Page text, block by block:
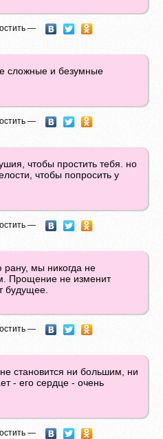
—
сложные и безумные
—
чтобы простить тебя. но
чтобы попросить у
—
рану, мы никогда не
Прощение не изменит
будущее.
—
становится ни большим, ни
- его сердце - очень
—